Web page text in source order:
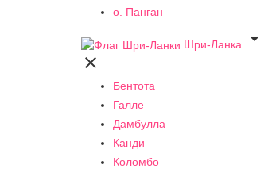
о. Панган
Шри-Ланка


Бентота
Галле
Дамбулла
Канди
Коломбо